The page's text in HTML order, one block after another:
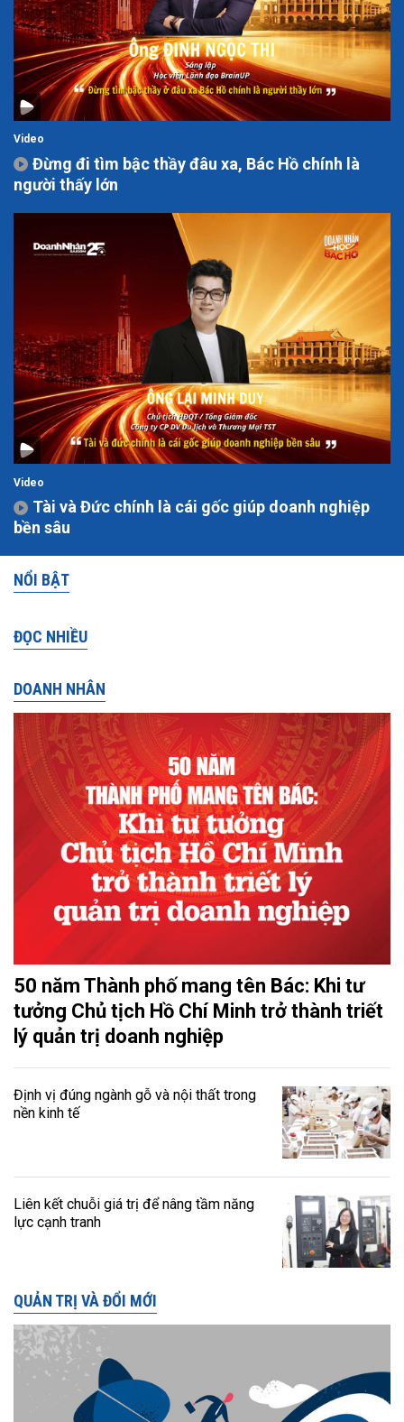
Video
Đừng đi tìm bậc thầy đâu xa, Bác Hồ chính là
người thấy lớn
Video
Tài và Đức chính là cái gốc giúp doanh nghiệp
bền sâu
NỔI BẬT
ĐỌC NHIỀU
DOANH NHÂN
50 năm Thành phố mang tên Bác: Khi tư
tưởng Chủ tịch Hồ Chí Minh trở thành triết
lý quản trị doanh nghiệp
Định vị đúng ngành gỗ và nội thất trong
nền kinh tế
Liên kết chuỗi giá trị để nâng tầm năng
lực cạnh tranh
QUẢN TRỊ VÀ ĐỔI MỚI